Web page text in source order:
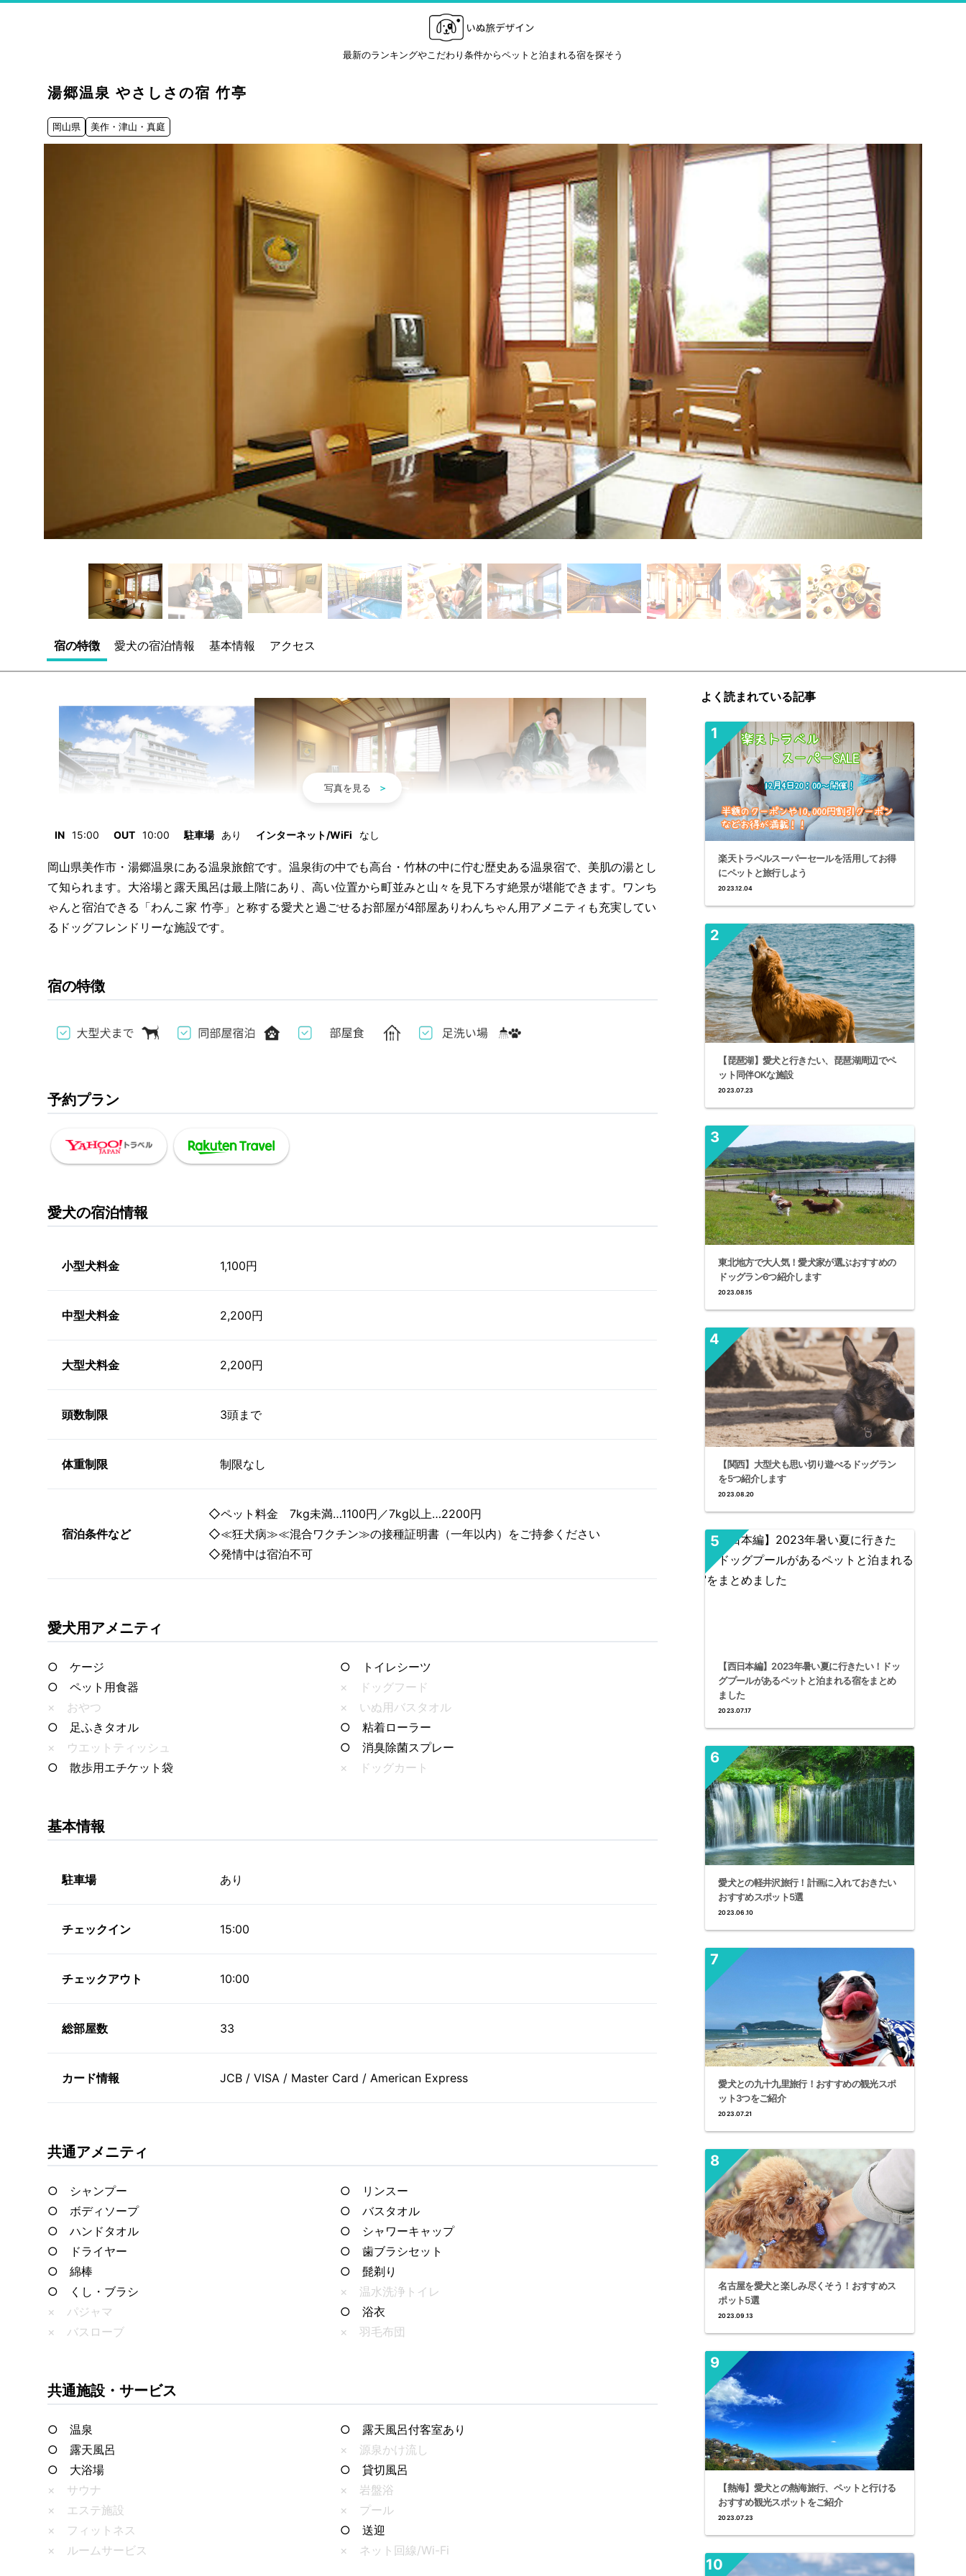
最新のランキングやこだわり条件からペットと泊まれる宿を探そう
湯郷温泉 やさしさの宿 竹亭
岡山県 美作・津山・真庭
宿の特徴 愛犬の宿泊情報 基本情報 アクセス
IN 15:00 OUT 10:00 駐車場 あり インターネット/WiFi なし
岡山県美作市・湯郷温泉にある温泉旅館です。温泉街の中でも高台・竹林の中に佇む歴史ある温泉宿で、美肌の湯とし
て知られます。大浴場と露天風呂は最上階にあり、高い位置から町並みと山々を見下ろす絶景が堪能できます。ワンち
ゃんと宿泊できる「わんこ家 竹亭」と称する愛犬と過ごせるお部屋が4部屋ありわんちゃん用アメニティも充実してい
るドッグフレンドリーな施設です。
宿の特徴
予約プラン
愛犬の宿泊情報
小型犬料金 1,100円
中型犬料金 2,200円
大型犬料金 2,200円
頭数制限 3頭まで
体重制限 制限なし
宿泊条件など
◇ペット料金 7kg未満…1100円／7kg以上…2200円
◇≪狂犬病≫≪混合ワクチン≫の接種証明書（一年以内）をご持参ください
◇発情中は宿泊不可
愛犬用アメニティ
○ ケージ
○ トイレシーツ
○ ペット用食器
× ドッグフード
× おやつ
× いぬ用バスタオル
○ 足ふきタオル
○ 粘着ローラー
× ウエットティッシュ
○ 消臭除菌スプレー
○ 散歩用エチケット袋
× ドッグカート
基本情報
駐車場 あり
チェックイン 15:00
チェックアウト 10:00
総部屋数 33
カード情報 JCB / VISA / Master Card / American Express
共通アメニティ
○ シャンプー
○ リンスー
○ ボディソープ
○ バスタオル
○ ハンドタオル
○ シャワーキャップ
○ ドライヤー
○ 歯ブラシセット
○ 綿棒
○ 髭剃り
○ くし・ブラシ
× 温水洗浄トイレ
× パジャマ
○ 浴衣
× バスローブ
× 羽毛布団
共通施設・サービス
○ 温泉
○ 露天風呂付客室あり
○ 露天風呂
× 源泉かけ流し
○ 大浴場
○ 貸切風呂
× サウナ
× 岩盤浴
× エステ施設
× プール
× フィットネス
○ 送迎
× ルームサービス
× ネット回線/Wi-Fi
よく読まれている記事
楽天トラベルスーパーセールを活用してお得
にペットと旅行しよう
2023.12.04
【琵琶湖】愛犬と行きたい、琵琶湖周辺でペ
ット同伴OKな施設
2023.07.23
東北地方で大人気！愛犬家が選ぶおすすめの
ドッグラン6つ紹介します
2023.08.15
【関西】大型犬も思い切り遊べるドッグラン
を5つ紹介します
2023.08.20
【西日本編】2023年暑い夏に行きたい！ドッ
グプールがあるペットと泊まれる宿をまとめ
ました
2023.07.17
愛犬との軽井沢旅行！計画に入れておきたい
おすすめスポット5選
2023.06.10
愛犬との九十九里旅行！おすすめの観光スポ
ット3つをご紹介
2023.07.21
名古屋を愛犬と楽しみ尽くそう！おすすめス
ポット5選
2023.09.13
【熱海】愛犬との熱海旅行、ペットと行ける
おすすめ観光スポットをご紹介
2023.07.23